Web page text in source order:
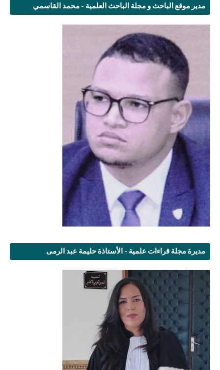
مدير موقع الباحث و مجلة الباحث العلمية - محمد القاسمي
مديرة مجلة قراءات علمية - الأستاذة حليمة عبد الرمى